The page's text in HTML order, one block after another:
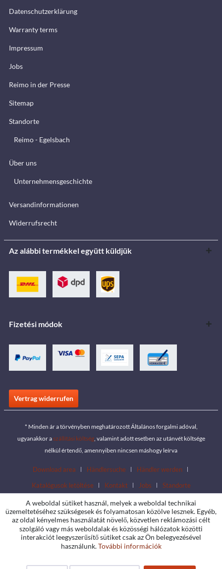
Datenschutzerklärung
Warranty terms
Impressum
Jobs
Reimo in der Presse
Sitemap
Standorte
Reimo - Egelsbach
Über uns
Unternehmensgeschichte
Versandinformationen
Widerrufsrecht
Az alábbi termékkel együtt küldjük
Fizetési módok
Vertrag widerrufen
* Minden ár a törvényben meghatározott Általános forgalmi adóval,
ugyanakkor aszállítási költség, valamint adott esetben az utánvét költsége
nélkül értendő, amennyiben nincsen máshogy leírva
Download area Händlersuche
Händler werden
Katalógusok letöltése
Kontakt Jobs Standorte
A weboldal sütiket használ, melyek a weboldal technikai
üzemeltetéséhez szükségesek és folyamatosan közölve lesznek. Egyéb,
az oldal kényelmes használatát növelő, közvetlen reklámozási célt
szolgáló vagy más weboldalak és közösségi hálózatok közötti
interakciót leegyszerűsítő sütiket csak az Ön belegyezésével
használunk.További információk